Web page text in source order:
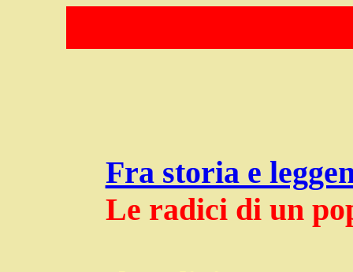
Fra storia e
Le radici di un